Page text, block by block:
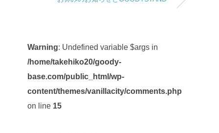
Warning: Undefined variable $args in
/home/takehiko20/goody-
base.com/public_html/wp-
content/themes/vanillacity/comments.php
on line 15